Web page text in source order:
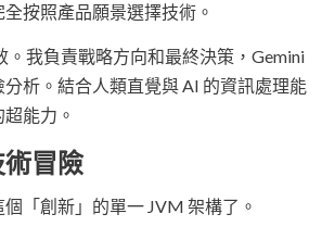
按照產品願景選擇技術。
。我負責戰略方向和最終決策，Gemini
析。結合人類直覺與 AI 的資訊處理能
能力。
冒險
「創新」的單一 JVM 架構了。